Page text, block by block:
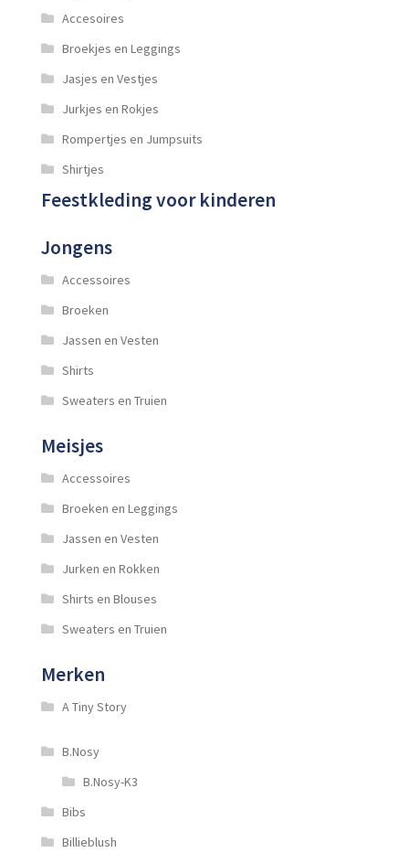
Accesoires
Broekjes en Leggings
Jasjes en Vestjes
Jurkjes en Rokjes
Rompertjes en Jumpsuits
Shirtjes
Feestkleding voor kinderen
Jongens
Accessoires
Broeken
Jassen en Vesten
Shirts
Sweaters en Truien
Meisjes
Accessoires
Broeken en Leggings
Jassen en Vesten
Jurken en Rokken
Shirts en Blouses
Sweaters en Truien
Merken
A Tiny Story
B.Nosy
B.Nosy-K3
Bibs
Billieblush